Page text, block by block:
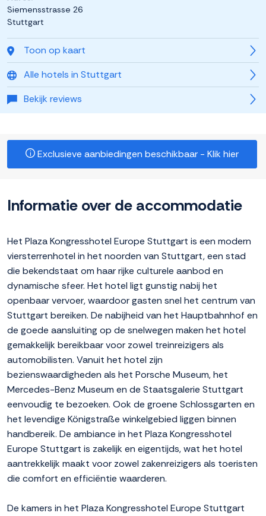
Toon op kaart
Alle hotels in Stuttgart
Bekijk reviews
Siemensstrasse 26
Stuttgart
Exclusieve aanbiedingen beschikbaar - Klik hier
Informatie over de accommodatie
Het Plaza Kongresshotel Europe Stuttgart is een modern
viersterrenhotel in het noorden van Stuttgart, een stad
die bekendstaat om haar rijke culturele aanbod en
dynamische sfeer. Het hotel ligt gunstig nabij het
openbaar vervoer, waardoor gasten snel het centrum van
Stuttgart bereiken. De nabijheid van het Hauptbahnhof en
de goede aansluiting op de snelwegen maken het hotel
gemakkelijk bereikbaar voor zowel treinreizigers als
automobilisten. Vanuit het hotel zijn
bezienswaardigheden als het Porsche Museum, het
Mercedes-Benz Museum en de Staatsgalerie Stuttgart
eenvoudig te bezoeken. Ook de groene Schlossgarten en
het levendige Königstraße winkelgebied liggen binnen
handbereik. De ambiance in het Plaza Kongresshotel
Europe Stuttgart is zakelijk en eigentijds, wat het hotel
aantrekkelijk maakt voor zowel zakenreizigers als toeristen
die comfort en efficiëntie waarderen.
De kamers in het Plaza Kongresshotel Europe Stuttgart